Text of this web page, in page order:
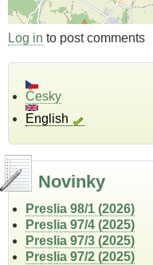
Log in to post comments
Česky
English
Novinky
Preslia 98/1 (2026)
Preslia 97/4 (2025)
Preslia 97/3 (2025)
Preslia 97/2 (2025)